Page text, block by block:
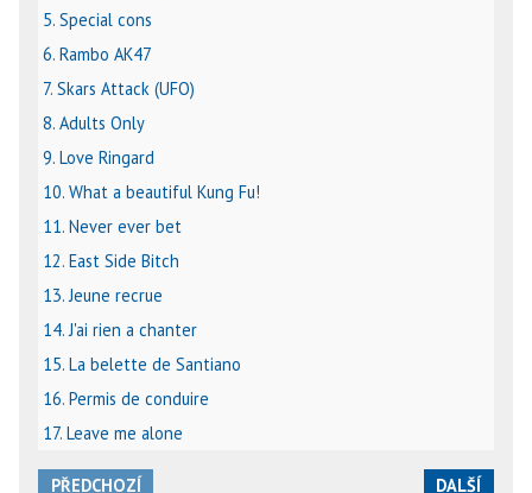
5. Special cons
6. Rambo AK47
7. Skars Attack (UFO)
8. Adults Only
9. Love Ringard
10. What a beautiful Kung Fu!
11. Never ever bet
12. East Side Bitch
13. Jeune recrue
14. J'ai rien a chanter
15. La belette de Santiano
16. Permis de conduire
17. Leave me alone
PŘEDCHOZÍ DALŠÍ